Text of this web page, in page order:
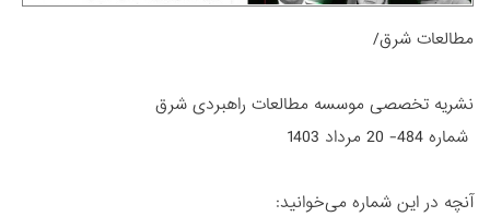
مطالعات شرق/
نشریه تخصصی موسسه مطالعات راهبردی شرق
شماره 484- 20 مرداد 1403
آنچه در این شماره می‌خوانید: